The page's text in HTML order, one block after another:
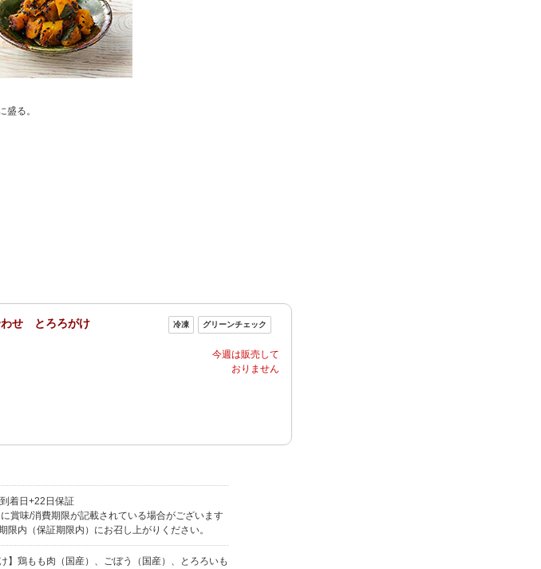
盛る。
わせ とろろがけ
到着日+22日保証
賞味/消費期限が記載されている場合がございます
限内（保証期限内）にお召し上がりください。
】鶏もも肉（国産）、ごぼう（国産）、とろろいも